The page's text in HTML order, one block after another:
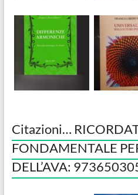
Citazioni…
FONDAMENTALE
DELL’AVA: